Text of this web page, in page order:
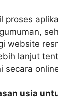
proses
website
lanjut
secara
usia